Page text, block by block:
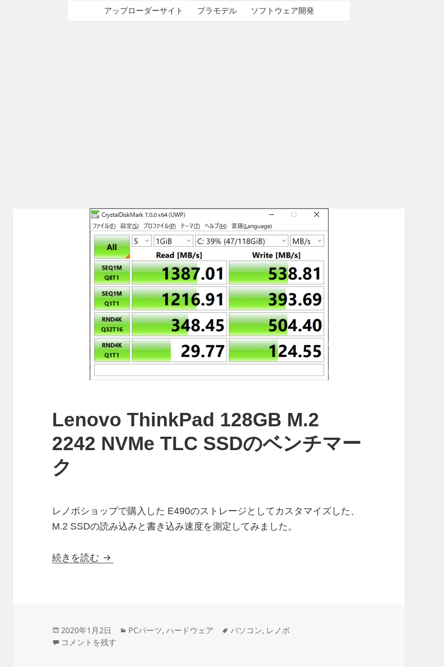
アップローダーサイト プラモデル ソフトウェア開発
Lenovo ThinkPad 128GB M.2
2242 NVMe TLC SSDのベンチマー
ク
レノボショップで購入した E490のストレージとしてカスタマイズした、
M.2 SSDの読み込みと書き込み速度を測定してみました。
続きを読む Lenovo ThinkPad 128GB M.2 2242 NVMe TLC SSDのベンチマーク
投
稿
2020年1月2日
カ
PCパーツ,ハードウェア
タ
パソコン, レノボ
Lenovo ThinkPad 128GB M.2 2242 NVMe TLC SSDのベンチマーク に
コメントを残す